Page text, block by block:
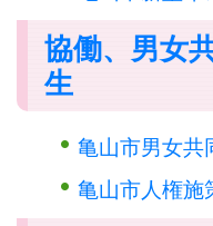
協働、男女
生
亀山市男女共
亀山市人権施